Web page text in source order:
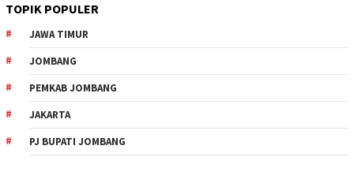
TOPIK POPULER
JAWA TIMUR
JOMBANG
PEMKAB JOMBANG
JAKARTA
PJ BUPATI JOMBANG